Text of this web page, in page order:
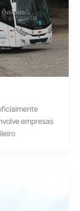
empresas